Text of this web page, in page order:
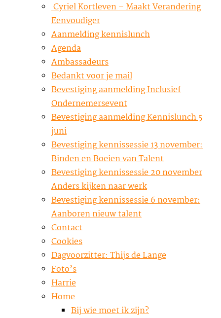
Cyriel Kortleven – Maakt Verandering
Eenvoudiger
Aanmelding kennislunch
Agenda
Ambassadeurs
Bedankt voor je mail
Bevestiging aanmelding Inclusief
Ondernemersevent
Bevestiging aanmelding Kennislunch 5
juni
Bevestiging kennissessie 13 november:
Binden en Boeien van Talent
Bevestiging kennissessie 20 november
Anders kijken naar werk
Bevestiging kennissessie 6 november:
Aanboren nieuw talent
Contact
Cookies
Dagvoorzitter: Thijs de Lange
Foto’s
Harrie
Home
Bij wie moet ik zijn?